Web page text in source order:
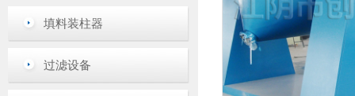
填料装柱器
过滤设备